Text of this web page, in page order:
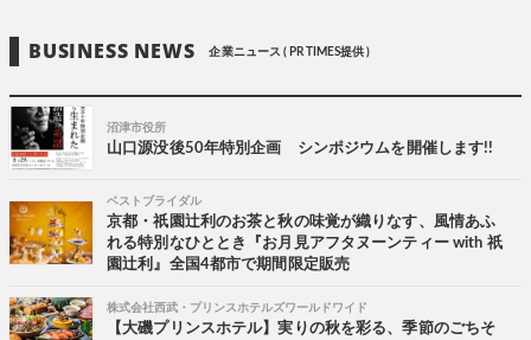
BUSINESS NEWS 企業ニュース ( PR TIMES提供 )
沼津市役所
山口源没後50年特別企画 シンポジウムを開催します!!
ベストブライダル
京都・祇園辻利のお茶と秋の味覚が織りなす、風情あふ
れる特別なひととき『お月見アフタヌーンティー with 祇
園辻利』全国4都市で期間限定販売
株式会社西武・プリンスホテルズワールドワイド
【大磯プリンスホテル】実りの秋を彩る、季節のごちそ